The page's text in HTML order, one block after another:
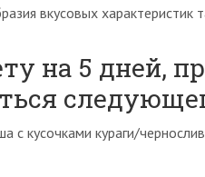
вкусовых
на 5 дней,
с кусочками кураги/